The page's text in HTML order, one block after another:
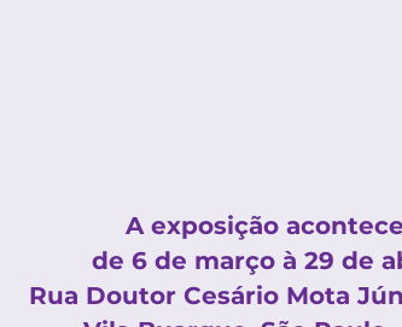
A exposição acontece
de 6 de março à 29 de
Rua Doutor Cesário Mota